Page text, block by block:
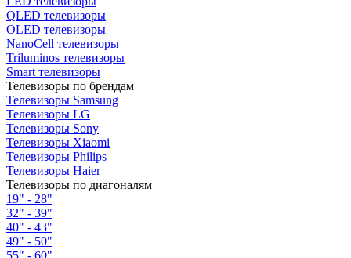
QLED телевизоры
OLED телевизоры
NanoCell телевизоры
Triluminos телевизоры
Smart телевизоры
Телевизоры по брендам
Телевизоры Samsung
Телевизоры LG
Телевизоры Sony
Телевизоры Xiaomi
Телевизоры Philips
Телевизоры Haier
Телевизоры по диагоналям
19" - 28"
32" - 39"
40" - 43"
49" - 50"
55" - 60"